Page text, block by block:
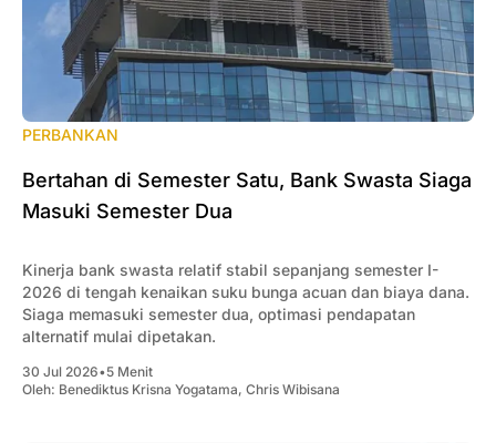
PERBANKAN
Bertahan di Semester Satu, Bank Swasta Siaga
Masuki Semester Dua
Kinerja bank swasta relatif stabil sepanjang semester I-
2026 di tengah kenaikan suku bunga acuan dan biaya dana.
Siaga memasuki semester dua, optimasi pendapatan
alternatif mulai dipetakan.
30 Jul 2026•5 Menit
Oleh: Benediktus Krisna Yogatama, Chris Wibisana